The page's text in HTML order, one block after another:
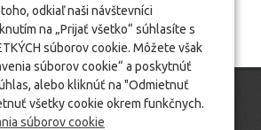
odkiaľ naši návštevníci
na „Prijať všetko“ súhlasíte s
súborov cookie. Môžete však
súborov cookie“ a poskytnúť
alebo kliknúť na "Odmietnuť
všetky cookie okrem funkčnych.
súborov cookie